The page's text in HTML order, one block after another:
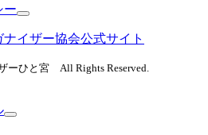
ー
ーひと宮 All Rights Reserved.